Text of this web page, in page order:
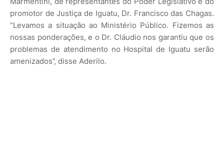
promotor de Justiça de Iguatu, Dr. Francisco das Chagas.
“Levamos a situação ao Ministério Público. Fizemos as
nossas ponderações, e o Dr. Cláudio nos garantiu que os
problemas de atendimento no Hospital de Iguatu serão
amenizados”, disse Aderilo.